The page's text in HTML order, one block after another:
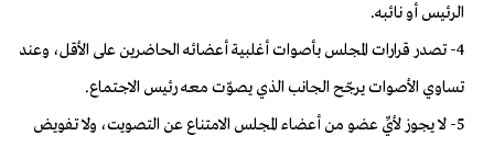
الرئيس أو نائبه.
4- تصدر قرارات المجلس بأصوات أغلبية أعضائه الحاضرين على الأقل، وعند
تساوي الأصوات يرجّح الجانب الذي يصوّت معه رئيس الاجتماع.
5- لا يجوز لأيِّ عضو من أعضاء المجلس الامتناع عن التصويت، ولا تفويض